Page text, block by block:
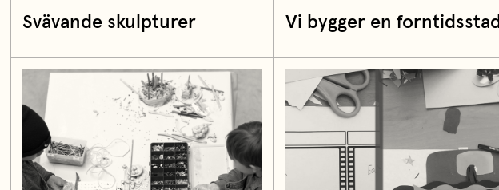
Svävande skulpturer Vi bygger en forntidsstad